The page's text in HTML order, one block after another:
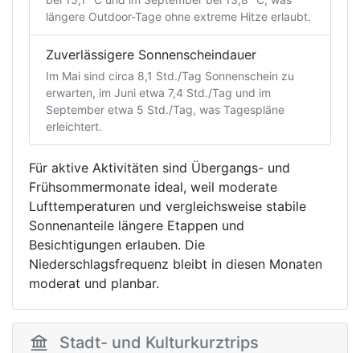
längere Outdoor-Tage ohne extreme Hitze erlaubt.
Zuverlässigere Sonnenscheindauer
Im Mai sind circa 8,1 Std./Tag Sonnenschein zu
erwarten, im Juni etwa 7,4 Std./Tag und im
September etwa 5 Std./Tag, was Tagespläne
erleichtert.
Für aktive Aktivitäten sind Übergangs- und
Frühsommermonate ideal, weil moderate
Lufttemperaturen und vergleichsweise stabile
Sonnenanteile längere Etappen und
Besichtigungen erlauben. Die
Niederschlagsfrequenz bleibt in diesen Monaten
moderat und planbar.
Stadt- und Kulturkurztrips